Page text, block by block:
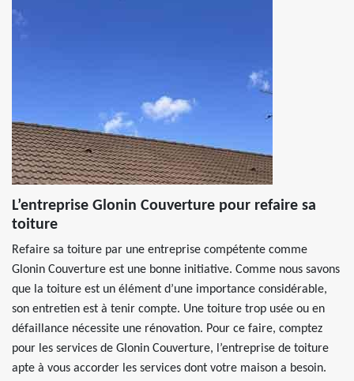
L’entreprise Glonin Couverture pour refaire sa
toiture
Refaire sa toiture par une entreprise compétente comme
Glonin Couverture est une bonne initiative. Comme nous savons
que la toiture est un élément d’une importance considérable,
son entretien est à tenir compte. Une toiture trop usée ou en
défaillance nécessite une rénovation. Pour ce faire, comptez
pour les services de Glonin Couverture, l’entreprise de toiture
apte à vous accorder les services dont votre maison a besoin.